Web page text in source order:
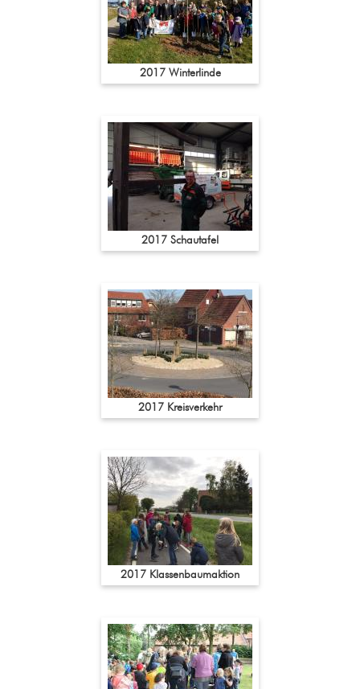
2017 Winterlinde
2017 Schautafel
2017 Kreisverkehr
2017 Klassenbaumaktion